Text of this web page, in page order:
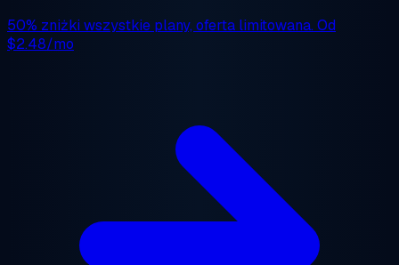
50% zniżki wszystkie plany, oferta limitowana. Od
$2.48/mo